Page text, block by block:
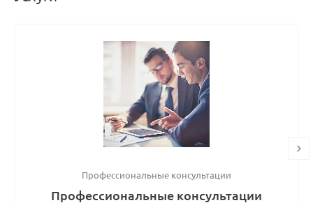
Профессиональные консультации
Профессиональные консультации